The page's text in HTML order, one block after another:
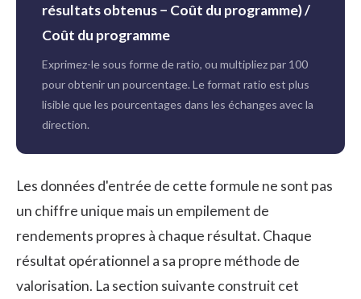
résultats obtenus − Coût du programme) /
Coût du programme
Exprimez-le sous forme de ratio, ou multipliez par 100
pour obtenir un pourcentage. Le format ratio est plus
lisible que les pourcentages dans les échanges avec la
direction.
Les données d'entrée de cette formule ne sont pas
un chiffre unique mais un empilement de
rendements propres à chaque résultat. Chaque
résultat opérationnel a sa propre méthode de
valorisation. La section suivante construit cet